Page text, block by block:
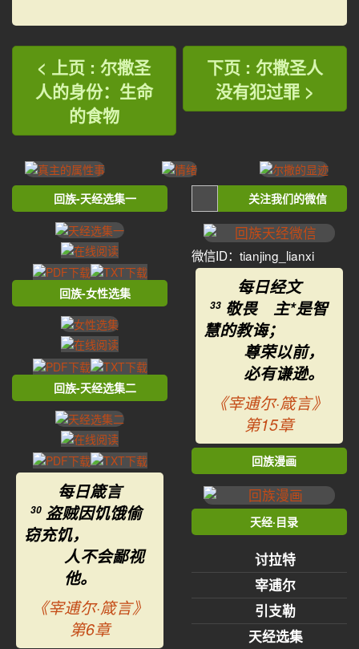
< 上页 : 尔撒圣
人的身份：生命
的食物
下页 : 尔撒圣人
没有犯过罪 >
回族-天经选集一
回族-女性选集
回族-天经选集二
每日箴言
30 盗贼因饥饿偷
窃充饥，
人不会鄙视
他。
《宰逋尔·箴言》
第6章
关注我们的微信
微信ID：tianjing_lianxi
每日经文
33 敬畏 主*是智
慧的教诲；
尊荣以前，
必有谦逊。
《宰逋尔·箴言》
第15章
回族漫画
天经·目录
讨拉特
宰逋尔
引支勒
天经选集